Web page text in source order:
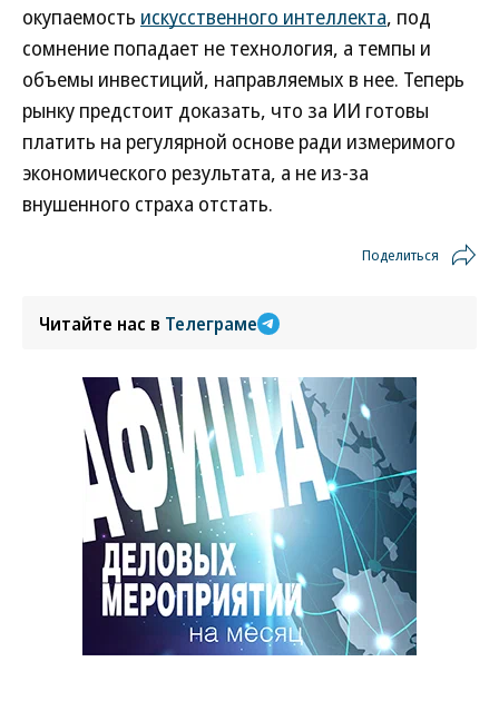
окупаемость искусственного интеллекта, под
сомнение попадает не технология, а темпы и
объемы инвестиций, направляемых в нее. Теперь
рынку предстоит доказать, что за ИИ готовы
платить на регулярной основе ради измеримого
экономического результата, а не из-за
внушенного страха отстать.
Поделиться
Читайте нас в Телеграме